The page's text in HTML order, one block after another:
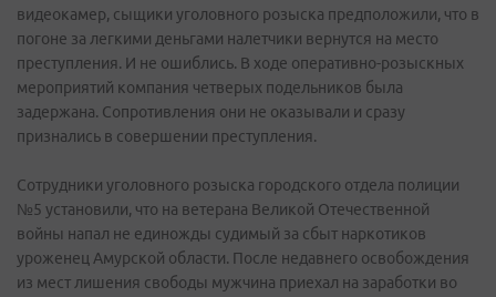
видеокамер, сыщики уголовного розыска предположили, что в
погоне за легкими деньгами налетчики вернутся на место
преступления. И не ошиблись. В ходе оперативно-розыскных
мероприятий компания четверых подельников была
задержана. Сопротивления они не оказывали и сразу
признались в совершении преступления.
Сотрудники уголовного розыска городского отдела полиции
№5 установили, что на ветерана Великой Отечественной
войны напал не единожды судимый за сбыт наркотиков
уроженец Амурской области. После недавнего освобождения
из мест лишения свободы мужчина приехал на заработки во